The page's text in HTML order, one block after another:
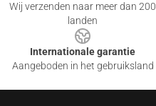
Wij verzenden naar meer dan 200
landen
Internationale garantie
Aangeboden in het gebruiksland